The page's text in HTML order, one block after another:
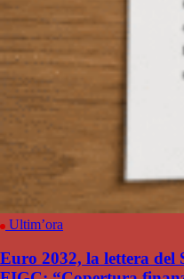
Ultim’ora
Euro 2032, la lettera del